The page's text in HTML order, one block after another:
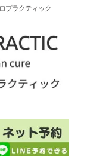
プラクティック